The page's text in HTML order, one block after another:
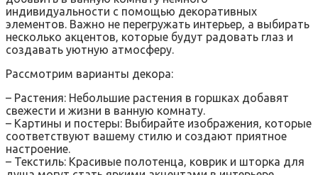
индивидуальности с помощью декоративных
элементов. Важно не перегружать интерьер‚ а выбирать
несколько акцентов‚ которые будут радовать глаз и
создавать уютную атмосферу.
Рассмотрим варианты декора:
– Растения: Небольшие растения в горшках добавят
свежести и жизни в ванную комнату.
– Картины и постеры: Выбирайте изображения‚ которые
соответствуют вашему стилю и создают приятное
настроение.
– Текстиль: Красивые полотенца‚ коврик и шторка для